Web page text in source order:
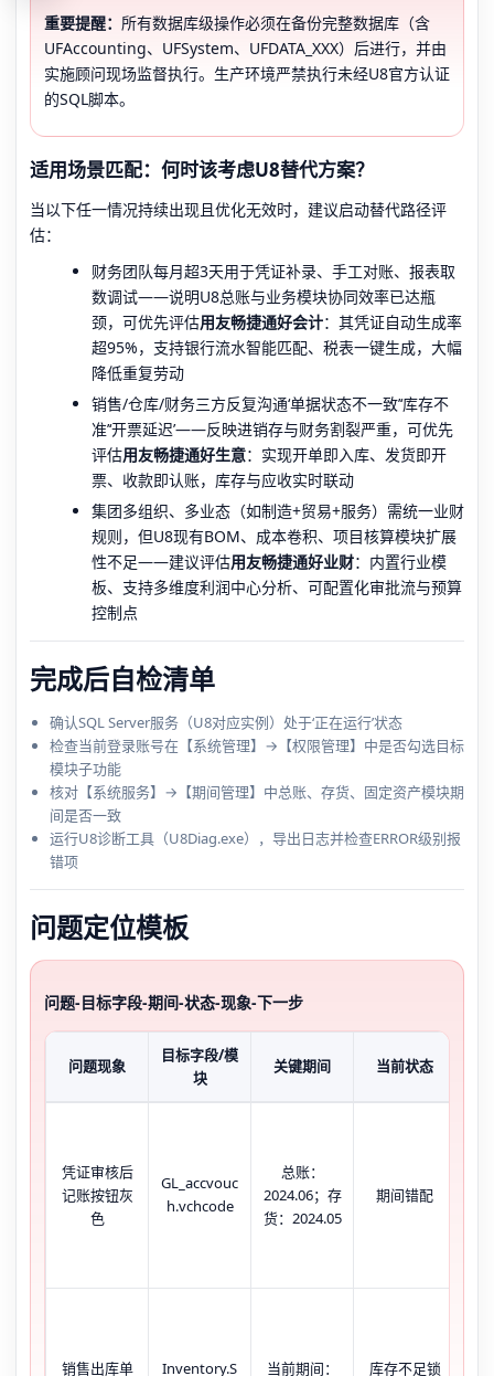
重要提醒： 所有数据库级操作必须在备份完整数据库（含
UFAccounting、UFSystem、UFDATA_XXX）后进行，并由
实施顾问现场监督执行。生产环境严禁执行未经U8官方认证
的SQL脚本。
适用场景匹配：何时该考虑U8替代方案？
当以下任一情况持续出现且优化无效时，建议启动替代路径评
估：
财务团队每月超3天用于凭证补录、手工对账、报表取
数调试——说明U8总账与业务模块协同效率已达瓶
颈，可优先评估用友畅捷通好会计：其凭证自动生成率
超95%，支持银行流水智能匹配、税表一键生成，大幅
降低重复劳动
销售/仓库/财务三方反复沟通‘单据状态不一致’‘库存不
准’‘开票延迟’——反映进销存与财务割裂严重，可优先
评估用友畅捷通好生意：实现开单即入库、发货即开
票、收款即认账，库存与应收实时联动
集团多组织、多业态（如制造+贸易+服务）需统一业财
规则，但U8现有BOM、成本卷积、项目核算模块扩展
性不足——建议评估用友畅捷通好业财：内置行业模
板、支持多维度利润中心分析、可配置化审批流与预算
控制点
完成后自检清单
确认SQL Server服务（U8对应实例）处于‘正在运行’状态
检查当前登录账号在【系统管理】→【权限管理】中是否勾选目标
模块子功能
核对【系统服务】→【期间管理】中总账、存货、固定资产模块期
间是否一致
运行U8诊断工具（U8Diag.exe），导出日志并检查ERROR级别报
错项
问题定位模板
问题-目标字段-期间-状态-现象-下一步
问题现象
目标字段/模
块
关键期间 当前状态
凭证审核后
记账按钮灰
色
GL_accvouc
h.vchcode
总账：
2024.06；存
货：2024.05
期间错配
销售出库单 Inventory.S 当前期间： 库存不足锁